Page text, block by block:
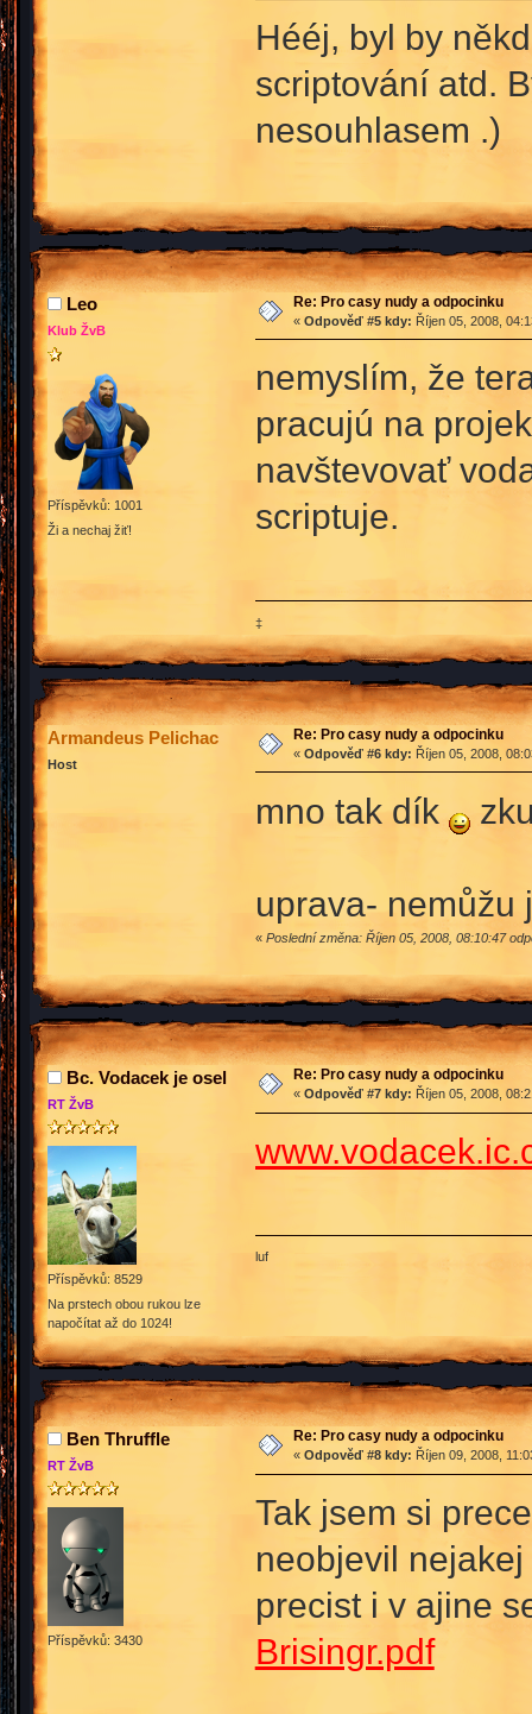
Hééj, byl by
scriptování atd.
nesouhlasem .)
Leo
Klub ŽvB
Příspěvků: 1001
Ži a nechaj žiť!
Re: Pro casy nudy a odpocinku
« Odpověď #5 kdy: Říjen 05, 2008,
nemyslím, že
pracujú na
navštevovať
scriptuje.
‡
Armandeus Pelichac
Host
Re: Pro casy nudy a odpocinku
« Odpověď #6 kdy: Říjen 05, 2008,
mno tak dík
uprava- nemůžu
« Poslední změna: Říjen 05, 2008, 08:10:47
Bc. Vodacek je osel
RT ŽvB
Příspěvků: 8529
Na prstech obou rukou lze
napočítat až do 1024!
Re: Pro casy nudy a odpocinku
« Odpověď #7 kdy: Říjen 05, 2008,
luf
Ben Thruffle
RT ŽvB
Příspěvků: 3430
Re: Pro casy nudy a odpocinku
« Odpověď #8 kdy: Říjen 09, 2008,
Tak jsem si
neobjevil
precist i v ajine
Brisingr.pdf